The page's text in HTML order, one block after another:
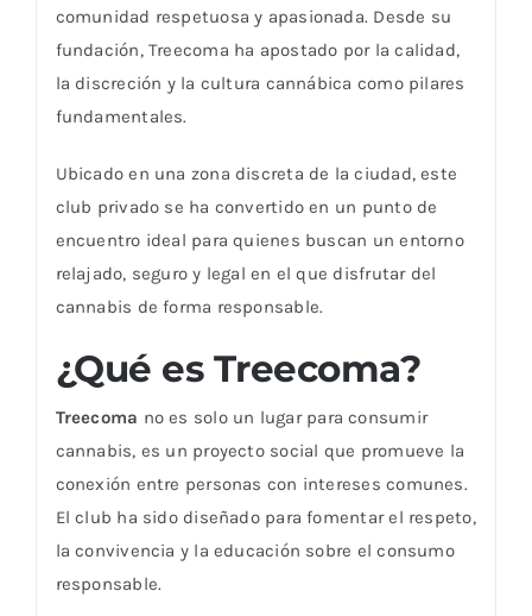
comunidad respetuosa y apasionada. Desde su
fundación, Treecoma ha apostado por la calidad,
la discreción y la cultura cannábica como pilares
fundamentales.
Ubicado en una zona discreta de la ciudad, este
club privado se ha convertido en un punto de
encuentro ideal para quienes buscan un entorno
relajado, seguro y legal en el que disfrutar del
cannabis de forma responsable.
¿Qué es Treecoma?
Treecoma no es solo un lugar para consumir
cannabis, es un proyecto social que promueve la
conexión entre personas con intereses comunes.
El club ha sido diseñado para fomentar el respeto,
la convivencia y la educación sobre el consumo
responsable.